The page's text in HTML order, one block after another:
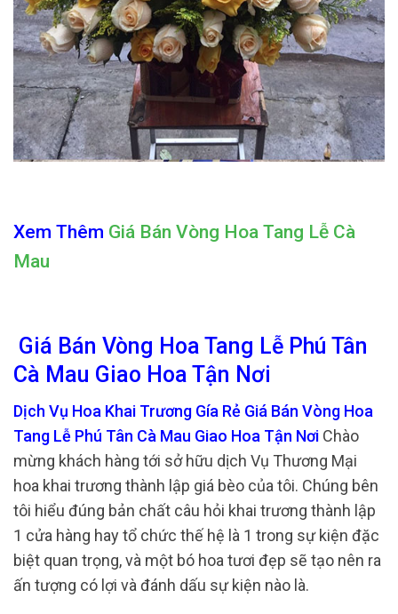
Xem Thêm Giá Bán Vòng Hoa Tang Lễ Cà
Mau
Giá Bán Vòng Hoa Tang Lễ Phú Tân
Cà Mau Giao Hoa Tận Nơi
Dịch Vụ Hoa Khai Trương Gía Rẻ Giá Bán Vòng Hoa
Tang Lễ Phú Tân Cà Mau Giao Hoa Tận Nơi Chào
mừng khách hàng tới sở hữu dịch Vụ Thương Mại
hoa khai trương thành lập giá bèo của tôi. Chúng bên
tôi hiểu đúng bản chất câu hỏi khai trương thành lập
1 cửa hàng hay tổ chức thế hệ là 1 trong sự kiện đặc
biệt quan trọng, và một bó hoa tươi đẹp sẽ tạo nên ra
ấn tượng có lợi và đánh dấu sự kiện nào là.